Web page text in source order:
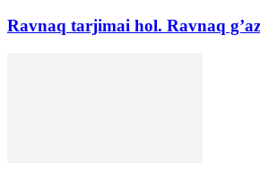
Ravnaq tarjimai hol. Ravnaq